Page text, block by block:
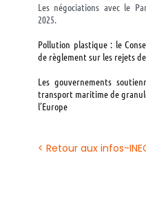
Les négociations avec le
2025.
Pollution plastique : le
de règlement sur les rejets
Les gouvernements
transport maritime de
l’Europe
< Retour aux infos-